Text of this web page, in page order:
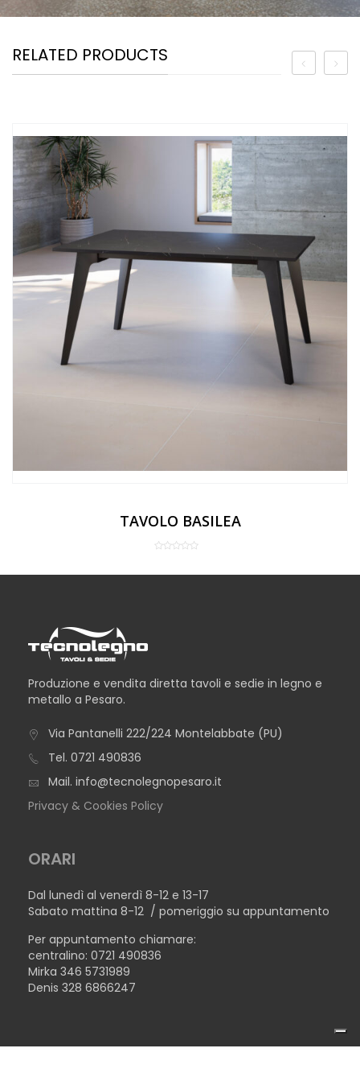
RELATED PRODUCTS
TAVOLO BASILEA
Produzione e vendita diretta tavoli e sedie in legno e
metallo a Pesaro.
Via Pantanelli 222/224 Montelabbate (PU)
Tel. 0721 490836
Mail. info@tecnolegnopesaro.it
Privacy & Cookies Policy
ORARI
Dal lunedì al venerdì 8-12 e 13-17
Sabato mattina 8-12 / pomeriggio su appuntamento
Per appuntamento chiamare:
centralino: 0721 490836
Mirka 346 5731989
Denis 328 6866247